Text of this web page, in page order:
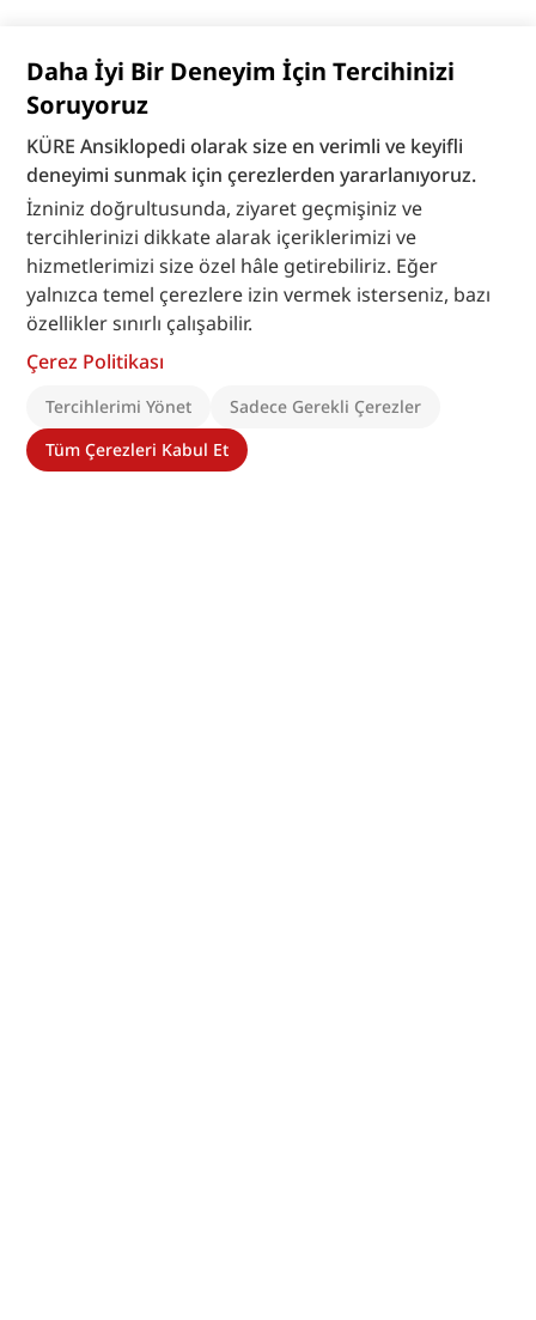
Daha İyi Bir Deneyim İçin Tercihinizi
Soruyoruz
KÜRE Ansiklopedi olarak size en verimli ve keyifli
deneyimi sunmak için çerezlerden yararlanıyoruz.
İzniniz doğrultusunda, ziyaret geçmişiniz ve
tercihlerinizi dikkate alarak içeriklerimizi ve
hizmetlerimizi size özel hâle getirebiliriz. Eğer
yalnızca temel çerezlere izin vermek isterseniz, bazı
özellikler sınırlı çalışabilir.
Çerez Politikası
Tercihlerimi Yönet
Sadece Gerekli Çerezler
Tüm Çerezleri Kabul Et